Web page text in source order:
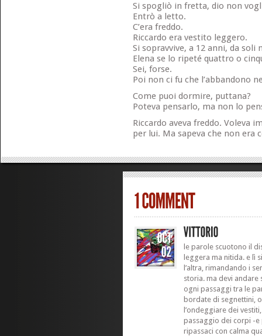
Si spogliò in fretta, dio non
Entrò a letto.
C’era freddo.
Riccardo era vestito leggero.
Si sopravvive, a 12 anni, da soli
Elena se lo ripeté quattro o
Sei, forse.
Poi non ci fu che l’abbandono
Come puoi dormire, puttana?
Poteva pensarlo, ma non lo
Riccardo aveva freddo. Voleva
per lui. Ma sapeva che non era
le parole scuotono il
leggera ma nitida. e lì
l’altra, rimandando i
storia. ma devi
ogni passaggi tra le
bordate di segnettini,
l’ondeggiare dei
passaggio dei corpi -e
ripassaci con calma